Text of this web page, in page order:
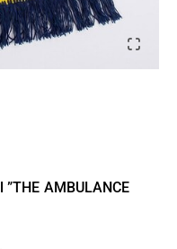
AMBULANCE